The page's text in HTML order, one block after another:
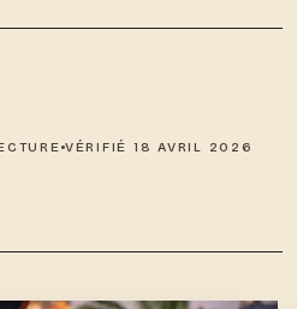
VÉRIFIÉ 18 AVRIL 2026